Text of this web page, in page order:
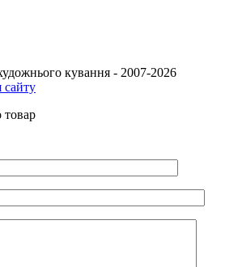
кування - 2007-2026
сайту
товар